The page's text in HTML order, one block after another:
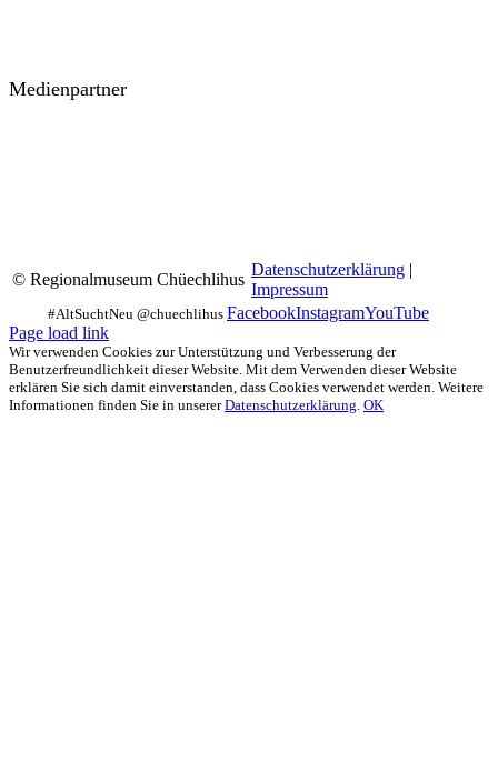
Medienpartner
© Regionalmuseum Chüechlihus
Datenschutzerklärung |
Impressum
FacebookInstagramYouTube
Page load link
Wir verwenden Cookies zur Unterstützung und Verbesserung der
Benutzerfreundlichkeit dieser Website. Mit dem Verwenden dieser Website
erklären Sie sich damit einverstanden, dass Cookies verwendet werden. Weitere
Informationen finden Sie in unsererDatenschutzerklärung OK